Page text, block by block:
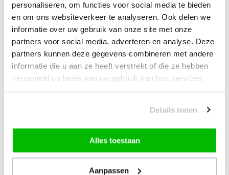
personaliseren, om functies voor social media te bieden
en om ons websiteverkeer te analyseren. Ook delen we
informatie over uw gebruik van onze site met onze
partners voor social media, adverteren en analyse. Deze
partners kunnen deze gegevens combineren met andere
informatie die u aan ze heeft verstrekt of die ze hebben
verzameld op basis van uw gebruik van hun services.
Details tonen
Alles toestaan
Aanpassen
Tapijt
vanaf 10% korting
Bundelkorting:209,90129,90
Je bespaart80,00
Heb je een vraag over dit product?
Onze medewerker helpt je graag het juiste product te